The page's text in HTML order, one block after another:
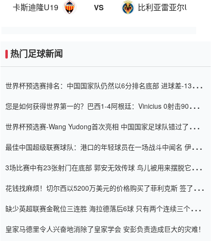
卡斯迪隆U19 VS 比利亚雷亚尔U19
热门足球新闻
世界杯预选赛排名：中国国家队仍然以6分排名底部 进球差-13令人
您是如何获得世界第一的？巴西1-4阿根廷：Vinicius 0射击90分钟
世界杯预选赛-Wang Yudong首次亮相 中国国家足球队错过了世界
最佳中国超级联赛球队：港口的年轻球员在一场战斗中闻名 伊万放
3场比赛中有23张射门在底部 郭安无效传球 鸟儿被用来摆脱它
花钱找麻烦！切尔西以5200万美元的价格购买了菲利克斯 签了7年
缺少英超联赛金靴位三连胜 海拉德落后6球 只有两个连续三个连续
皇家马德里令人兴奋地消除了皇家学会 安彭负责造成巨大的灾难！